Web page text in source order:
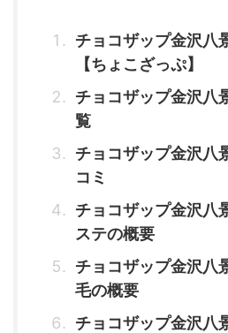
チョコザップ金沢八
【ちょこざっぷ】
チョコザップ金沢八
覧
チョコザップ金沢八
コミ
チョコザップ金沢八
ステの概要
チョコザップ金沢八
毛の概要
チョコザップ金沢八